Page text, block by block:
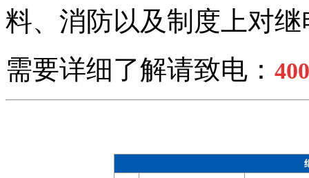
料、消防以及制度上对
需要详细了解请致电：